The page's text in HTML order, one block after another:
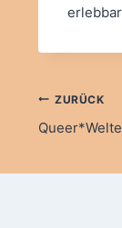
ZURÜCK